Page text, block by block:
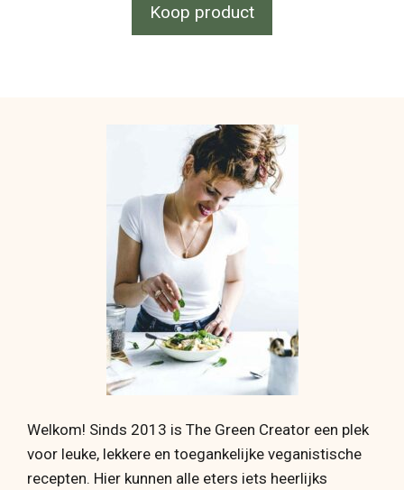
Koop product
Welkom! Sinds 2013 is The Green Creator een plek
voor leuke, lekkere en toegankelijke veganistische
recepten. Hier kunnen alle eters iets heerlijks